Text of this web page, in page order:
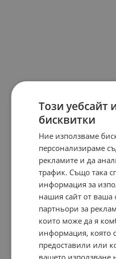
Този уебсайт
бисквитки
Ние използваме
персонализираме
рекламите и да
трафик. Също така
информация за
нашия сайт от ваша
партньори за
които може да я
информация, която
предоставили или
вашето използване